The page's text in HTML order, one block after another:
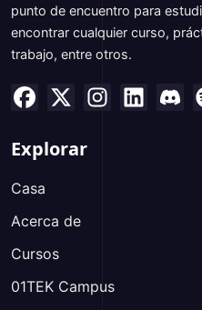
punto de encuentro para
encontrar cualquier curso,
trabajo, entre otros.
Explorar
Casa
Acerca de
Cursos
01TEK Campus